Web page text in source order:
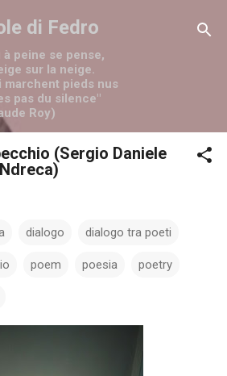
ai contenuti principali
di Fedro
à peine se pense,
sur la neige.
marchent pieds nus
pas du silence"
Roy)
(Sergio Daniele
dialogo dialogo tra poeti
poem poesia poetry